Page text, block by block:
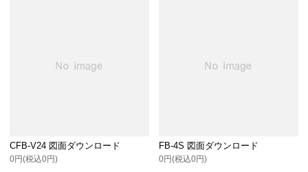
CFB-V24 図面ダウンロード
0円(税込0円)
FB-4S 図面ダウンロード
0円(税込0円)